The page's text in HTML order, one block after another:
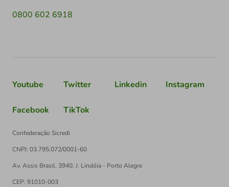
0800 602 6918
Youtube Twitter Linkedin Instagram
Facebook TikTok
Confederação Sicredi
CNPJ: 03.795.072/0001-60
Av. Assis Brasil, 3940, J. Lindóia - Porto Alegre
CEP: 91010-003